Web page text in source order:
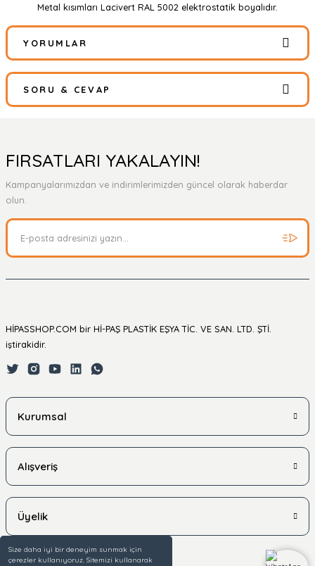
Size daha iyi bir deneyim sunmak için
çerezler kullanıyoruz. Sitemizi kullanarak
Metal kısımları Lacivert RAL 5002 elektrostatik boyalıdır.
YORUMLAR
Bu ürüne ilk yorumu siz yapın!
Yorum Yaz
SORU & CEVAP
Ürün hakkında henüz soru sorulmamış.
FIRSATLARI YAKALAYIN!
Kampanyalarımızdan ve indirimlerimizden güncel olarak haberdar
olun.
HİPASSHOP.COM bir Hİ-PAŞ PLASTİK EŞYA TİC. VE SAN. LTD. ŞTİ.
iştirakidir.
Kurumsal
Alışveriş
Üyelik